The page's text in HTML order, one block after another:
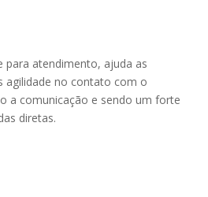
para atendimento, ajuda as
agilidade no contato com o
a comunicação e sendo um forte
diretas.